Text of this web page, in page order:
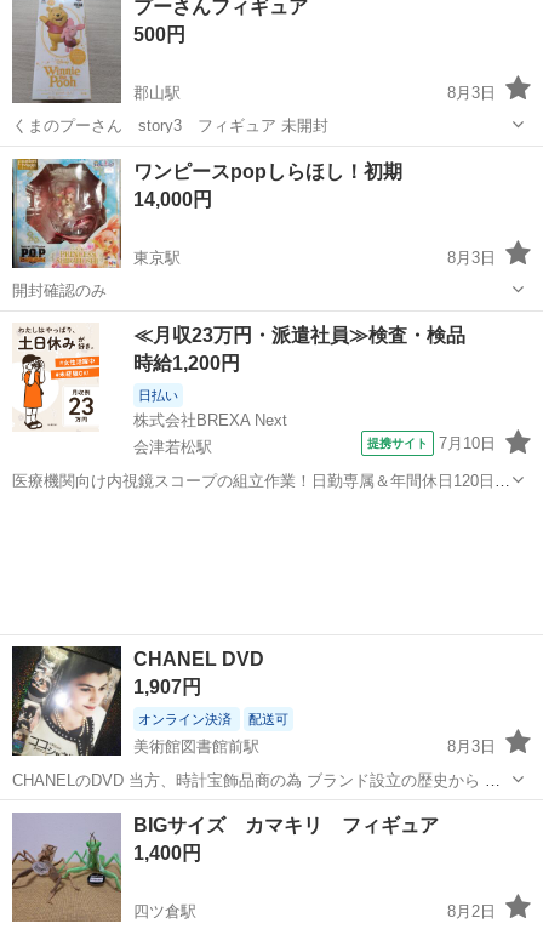
レブン限定 サッポロ一番コラボフィギュア(写真3枚目) ・一番くじ
モンスターハンタ...
プーさんフィギュア
500円
郡山駅
8月3日
くまのプーさん story3 フィギュア 未開封
福島 郡山市 郡山駅 フィギュア
ワンピースpopしらほし！初期
14,000円
東京駅
8月3日
開封確認のみ
福島 いわき市 東京駅 フィギュア
≪月収23万円・派遣社員≫検査・検品
時給1,200円
日払い
株式会社BREXA Next
会津若松駅
提携サイト 7月10日
医療機関向け内視鏡スコープの組立作業！日勤専属＆年間休日120日
CHANEL DVD
1,907円
オンライン決済 配送可
美術館図書館前駅
8月3日
CHANELのDVD 当方、時計宝飾品商の為 ブランド設立の歴史から 勉
強しないとなので購入しましたが 忙しくて一度も見れませんでした
CHANELが好きなかたにお譲り致します 私は生まれつき貧乏だったた
め、同じ境遇の ガ...
福島 福島市 美術館図書館前駅 フィギュア
BIGサイズ カマキリ フィギュア
1,400円
四ツ倉駅 8月2日